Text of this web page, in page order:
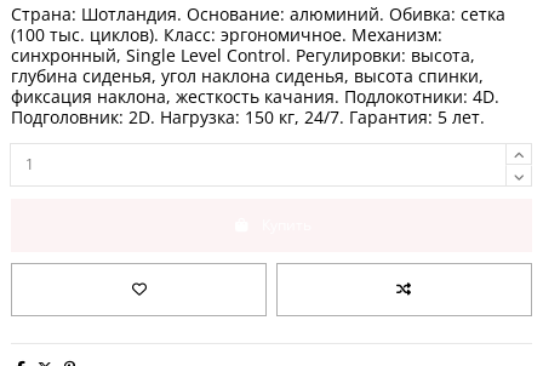
Страна: Шотландия. Основание: алюминий. Обивка: сетка
(100 тыс. циклов). Класс: эргономичное. Механизм:
синхронный, Single Level Control. Регулировки: высота,
глубина сиденья, угол наклона сиденья, высота спинки,
фиксация наклона, жесткость качания. Подлокотники: 4D.
Подголовник: 2D. Нагрузка: 150 кг, 24/7. Гарантия: 5 лет.